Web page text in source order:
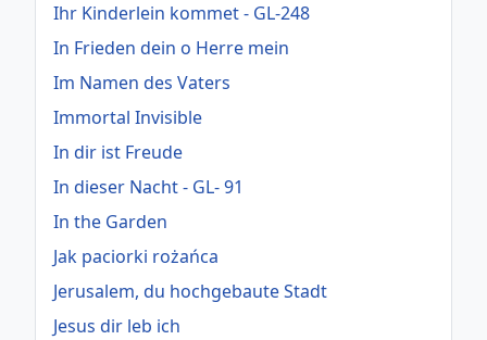
Ihr Kinderlein kommet - GL-248
In Frieden dein o Herre mein
Im Namen des Vaters
Immortal Invisible
In dir ist Freude
In dieser Nacht - GL- 91
In the Garden
Jak paciorki rożańca
Jerusalem, du hochgebaute Stadt
Jesus dir leb ich